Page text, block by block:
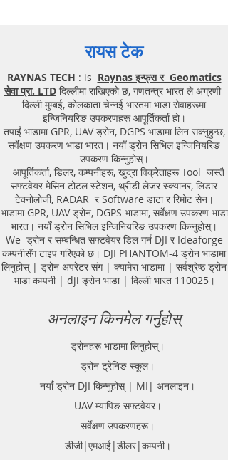
India GPR SUE (Ground Penetrating
Radar) Geo scanning Survey
Sub-Surface Utility Scanner
|Locator, Equipment. Instrument,
GPR Survey machine in Bihar,
.Ground Penetrating Radar
Equipment. GPR Survey companies
in Gaya, Ground Penetrating Radar,
| RAYNAS | TECH. GPR SUE Survey,
Ground Penetrating Radar Provider
Companies Survey,Underground
Utility Scanner Locator
Mapping.GPR(Ground Penetrating
Radar) Survey Provider . We
provide consolidated complete
solution to create detailed digital
lines in GIS platform.This exercise
helps in detection of buried
utilities (pipes, cables, etc.) for
excavation planning and damage
avoidance. Ground Penetrating
Radar Provider Companies Survey,
Underground Utility Scanner
Locator Mapping. India
GPR(Ground Penetrating Radar)
Survey Provider. We provide
रायस टेक
RAYNAS TECH : is Raynas इन्फ्रा र Geomatics
सेवा प्रा. LTD दिल्लीमा राखिएको छ, गणतन्त्र भारत ले अग्रणी
दिल्ली मुम्बई, कोलकाता चेन्नई भारतमा भाडा सेवाहरूमा
इन्जिनियरिङ उपकरणहरू आपूर्तिकर्ता हो।
तपाईं भाडामा GPR, UAV ड्रोन, DGPS भाडामा लिन सक्नुहुन्छ,
सर्वेक्षण उपकरण भाडा भारत। नयाँ ड्रोन सिभिल इन्जिनियरिङ
उपकरण किन्नुहोस्।
आपूर्तिकर्ता, डिलर, कम्पनीहरू, खुद्रा विक्रेताहरू Tool जस्तै
सफ्टवेयर मेसिन टोटल स्टेशन, थ्रीडी लेजर स्क्यानर, लिडार
टेक्नोलोजी, RADAR र Software डाटा र रिमोट सेन।
भाडामा GPR, UAV ड्रोन, DGPS भाडामा, सर्वेक्षण उपकरण भाडा
भारत। नयाँ ड्रोन सिभिल इन्जिनियरिङ उपकरण किन्नुहोस्।
We ड्रोन र सम्बन्धित सफ्टवेयर डिल गर्न DJI र Ideaforge
कम्पनीसँग टाइप गरिएको छ। DJI PHANTOM-4 ड्रोन भाडामा
लिनुहोस् | ड्रोन अपरेटर संग | क्यामेरा भाडामा | सर्वश्रेष्ठ ड्रोन
भाडा कम्पनी | dji ड्रोन भाडा | दिल्ली भारत 110025।
अनलाइन किनमेल गर्नुहोस्
ड्रोनहरू भाडामा लिनुहोस्।
ड्रोन ट्रेनिङ स्कूल।
नयाँ ड्रोन DJI किन्नुहोस् | MI| अनलाइन।
UAV म्यापिङ सफ्टवेयर।
सर्वेक्षण उपकरणहरू।
डीजी|एमआई|डीलर|कम्पनी।